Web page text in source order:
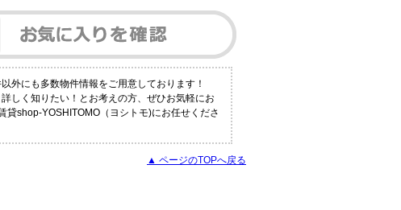
外にも多数物件情報をご用意しております！
しく知りたい！とお考えの方、ぜひお気軽にお
shop-YOSHITOMO（ヨシトモ)にお任せくださ
▲ ページのTOPへ戻る